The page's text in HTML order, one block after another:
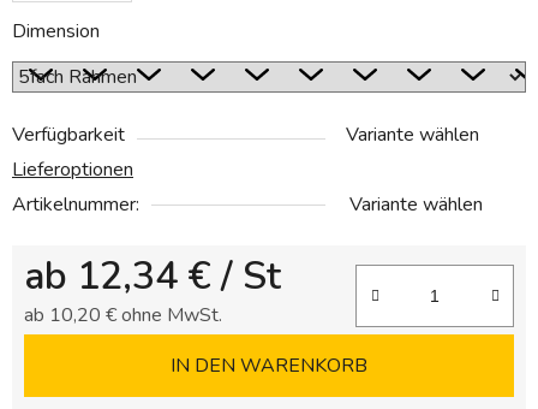
Dimension
Verfügbarkeit
Variante wählen
Lieferoptionen
Artikelnummer:
Variante wählen
ab 12,34 € / St
ab 10,20 €ohne MwSt.
IN DEN WARENKORB